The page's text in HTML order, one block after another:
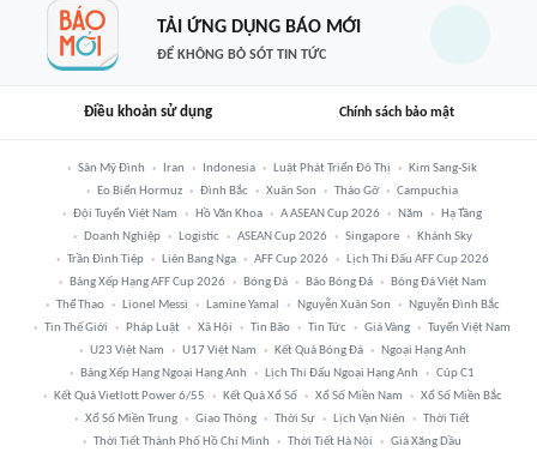
TẢI ỨNG DỤNG BÁO MỚI
ĐỂ KHÔNG BỎ SÓT TIN TỨC
Điều khoản sử dụng Chính sách bảo mật
Sân Mỹ Đình Iran Indonesia Luật Phát Triển Đô Thị
Kim Sang-Sik
Eo Biển Hormuz
Đình Bắc Xuân Son Tháo Gỡ
Campuchia
Đội Tuyển Việt Nam
Hồ Văn Khoa A ASEAN Cup 2026 Năm
Hạ Tầng
Doanh Nghiệp
Logistic ASEAN Cup 2026 Singapore
Khánh Sky
Trần Đình Tiệp
Liên Bang Nga AFF Cup 2026
Lịch Thi Đấu AFF Cup 2026
Bảng Xếp Hạng AFF Cup 2026
Bóng Đá Báo Bóng Đá
Bóng Đá Việt Nam
Thể Thao
Lionel Messi Lamine Yamal Nguyễn Xuân Son
Nguyễn Đình Bắc
Tin Thế Giới
Pháp Luật Xã Hội Tin Bão Tin Tức Giá Vàng
Tuyển Việt Nam
U23 Việt Nam
U17 Việt Nam Kết Quả Bóng Đá
Ngoại Hạng Anh
Bảng Xếp Hạng Ngoại Hạng Anh
Lịch Thi Đấu Ngoại Hạng Anh
Cúp C1
Kết Quả Vietlott Power 6/55
Kết Quả Xổ Số Xổ Số Miền Nam
Xổ Số Miền Bắc
Xổ Số Miền Trung
Giao Thông Thời Sự Lịch Vạn Niên
Thời Tiết
Thời Tiết Thành Phố Hồ Chí Minh
Thời Tiết Hà Nội Giá Xăng Dầu